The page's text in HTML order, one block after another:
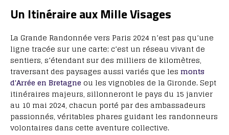
Un Itinéraire aux Mille Visages
La Grande Randonnée vers Paris 2024 n’est pas qu’une
ligne tracée sur une carte; c’est un réseau vivant de
sentiers, s’étendant sur des milliers de kilomètres,
traversant des paysages aussi variés que les monts
d'Arrée en Bretagne ou les vignobles de la Gironde. Sept
itinéraires majeurs, sillonneront le pays du 15 janvier
au 10 mai 2024, chacun porté par des ambassadeurs
passionnés, véritables phares guidant les randonneurs
volontaires dans cette aventure collective.